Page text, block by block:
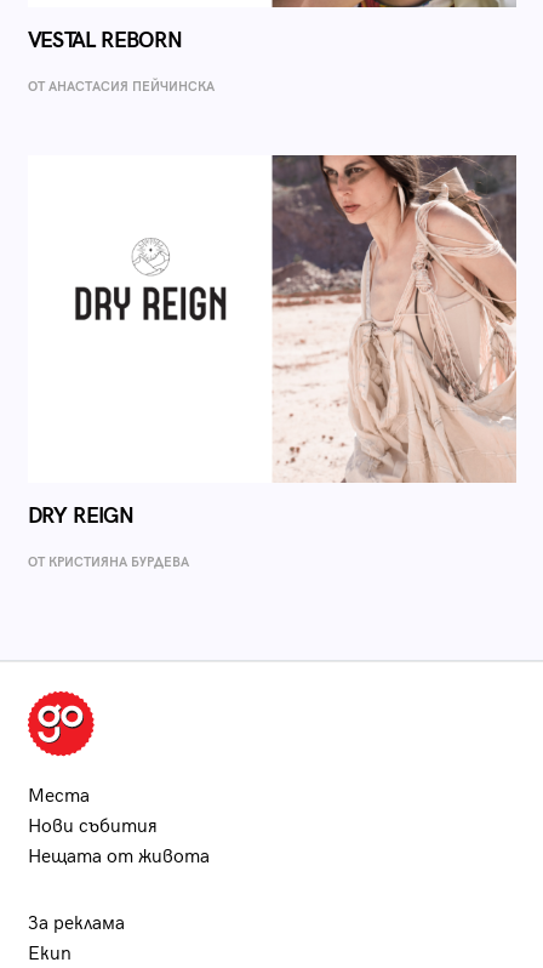
VESTAL REBORN
ОТ AНАСТАСИЯ ПЕЙЧИНСКА
DRY REIGN
ОТ КРИСТИЯНА БУРДЕВА
Места
Нови събития
Нещата от живота
За реклама
Екип